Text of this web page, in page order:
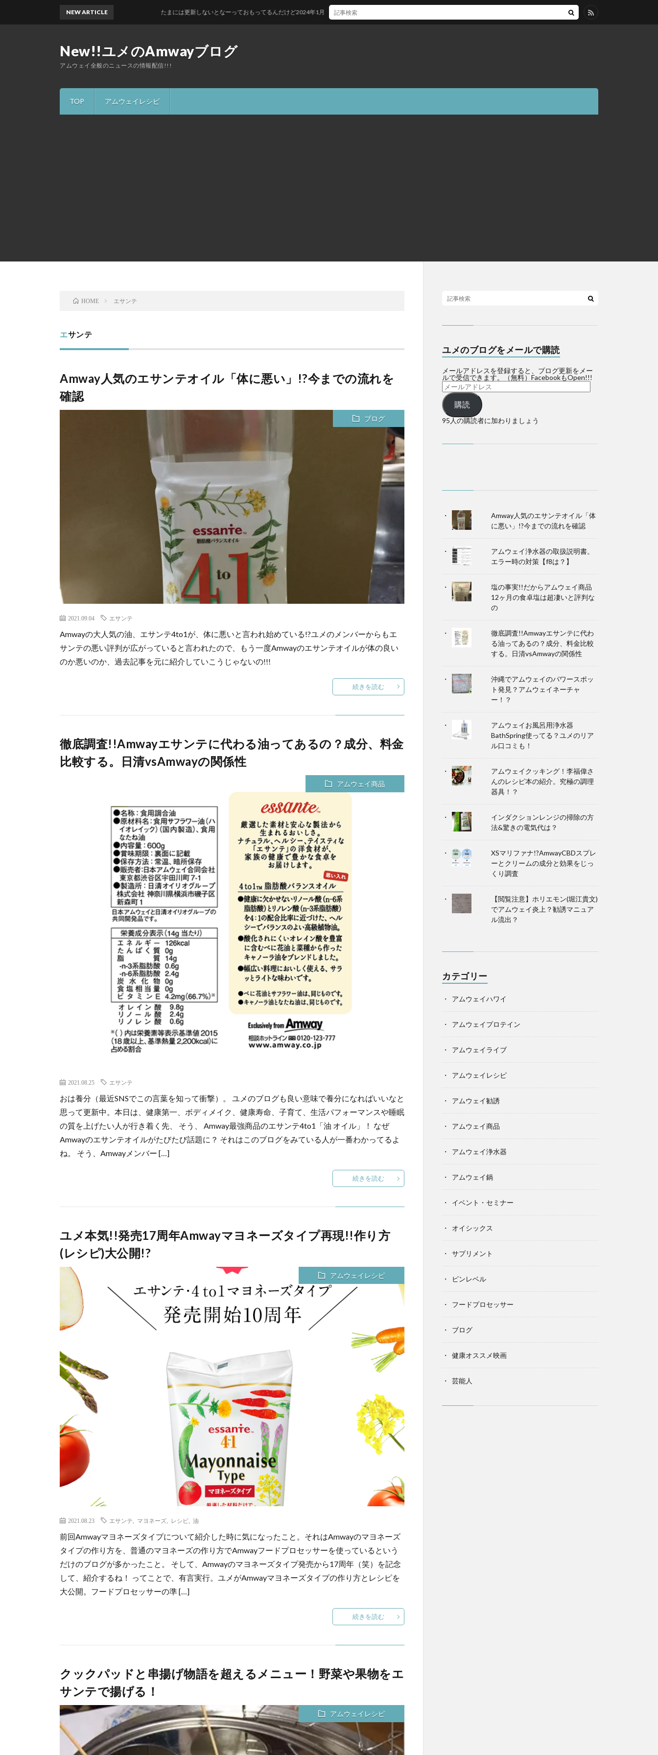
New!!ユメのAmwayブログ
アムウェイ全般のニュースの情報配信!!!
TOP アムウェイレシピ
NEW ARTICLE たまには更新しないとなーっておもってるんだけど2024年1月
HOME エサンテ
エサンテ
Amway人気のエサンテオイル「体に悪い」!?今までの流れを
確認
ブログ
2021.09.04 エサンテ
Amwayの大人気の油、エサンテ4to1が、体に悪いと言われ始めている!?ユメのメンバーからもエ
サンテの悪い評判が広がっていると言われたので、もう一度Amwayのエサンテオイルが体の良い
のか悪いのか、過去記事を元に紹介していこうじゃないの!!!
続きを読む
徹底調査!!Amwayエサンテに代わる油ってあるの？成分、料金
比較する。日清vsAmwayの関係性
アムウェイ商品
2021.08.25 エサンテ
おは養分（最近SNSでこの言葉を知って衝撃）。 ユメのブログも良い意味で養分になればいいなと
思って更新中。本日は、健康第一、ボディメイク、健康寿命、子育て、生活パフォーマンスや睡眠
の質を上げたい人が行き着く先、 そう、 Amway最強商品のエサンテ4to1「油 オイル」！ なぜ
Amwayのエサンテオイルがたびたび話題に？ それはこのブログをみている人が一番わかってるよ
ね。 そう、Amwayメンバー […]
続きを読む
ユメ本気!!発売17周年Amwayマヨネーズタイプ再現!!作り方
(レシピ)大公開!?
アムウェイレシピ
2021.08.23 エサンテ マヨネーズ レシピ 油
前回Amwayマヨネーズタイプについて紹介した時に気になったこと。それはAmwayのマヨネーズ
タイプの作り方を、普通のマヨネーズの作り方でAmwayフードプロセッサーを使っているという
だけのブログが多かったこと。 そして、Amwayのマヨネーズタイプ発売から17周年（笑）を記念
して、紹介するね！ ってことで、有言実行。ユメがAmwayマヨネーズタイプの作り方とレシピを
大公開。フードプロセッサーの準 […]
続きを読む
クックパッドと串揚げ物語を超えるメニュー！野菜や果物をエ
サンテで揚げる！
アムウェイレシピ
ユメのブログをメールで購読
メールアドレスを登録すると、ブログ更新をメー
ルで受信できます。（無料）FacebookもOpen!!!
購読
95人の購読者に加わりましょう
Amway人気のエサンテオイル「体
に悪い」!?今までの流れを確認
アムウェイ浄水器の取扱説明書。
エラー時の対策【f8は？】
塩の事実!!だからアムウェイ商品
12ヶ月の食卓塩は超凄いと評判な
の
徹底調査!!Amwayエサンテに代わ
る油ってあるの？成分、料金比較
する。日清vsAmwayの関係性
沖縄でアムウェイのパワースポッ
ト発見？アムウェイネーチャ
ー！？
アムウェイお風呂用浄水器
BathSpring使ってる？ユメのリア
ル口コミも！
アムウェイクッキング！李福偉さ
んのレシピ本の紹介。究極の調理
器具！？
インダクションレンジの掃除の方
法&驚きの電気代は？
XSマリファナ!?AmwayCBDスプレ
ーとクリームの成分と効果をじっ
くり調査
【閲覧注意】ホリエモン(堀江貴文)
でアムウェイ炎上？勧誘マニュア
ル流出？
カテゴリー
アムウェイハワイ
アムウェイプロテイン
アムウェイライブ
アムウェイレシピ
アムウェイ勧誘
アムウェイ商品
アムウェイ浄水器
アムウェイ鍋
イベント・セミナー
オイシックス
サプリメント
ピンレベル
フードプロセッサー
ブログ
健康オススメ映画
芸能人